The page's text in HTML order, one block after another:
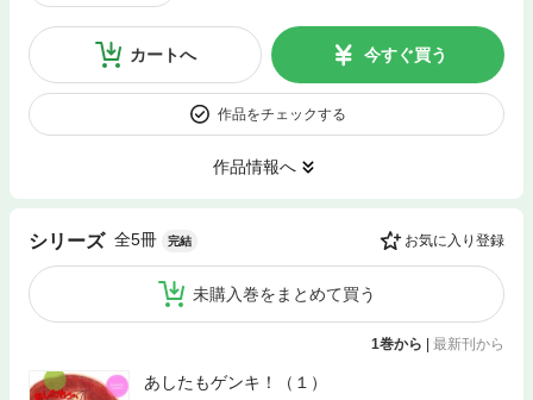
カートへ 今すぐ買う
作品をチェックする
作品情報へ
シリーズ 全5冊 完結 お気に入り登録
未購入巻をまとめて買う
1巻から | 最新刊から
あしたもゲンキ！（１）